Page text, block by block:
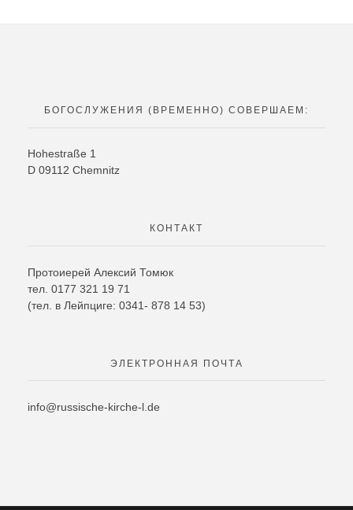
БОГОСЛУЖЕНИЯ (ВРЕМЕННО) СОВЕРШАЕМ:
Hohestraße 1
D 09112 Chemnitz
КОНТАКТ
Протоиерей Алексий Томюк
тел. 0177 321 19 71
(тел. в Лейпциге: 0341- 878 14 53)
ЭЛЕКТРОННАЯ ПОЧТА
info@russische-kirche-l.de